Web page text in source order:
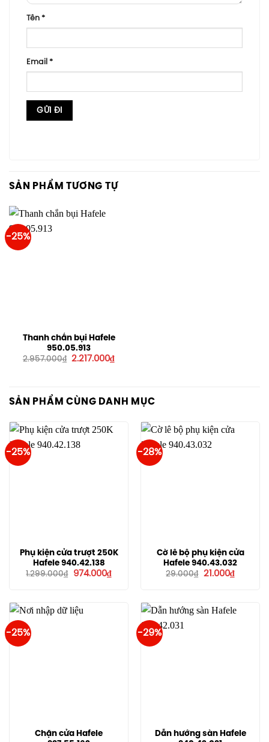
Tên *
Email *
SẢN PHẨM TƯƠNG TỰ
-25%
Thanh chắn bụi Hafele
950.05.913
2.957.000₫
Giá
2.217.000₫Giá
SẢN PHẨM CÙNG DANH MỤC
-25%
Phụ kiện cửa trượt 250K
Hafele 940.42.138
1.299.000₫
Giá
974.000₫Giá
974.000₫.
-28%
Cờ lê bộ phụ kiện cửa
Hafele 940.43.032
29.000₫
Giá
21.000₫Giá
-25%
Chặn cửa Hafele
-29%
Dẫn hướng sàn Hafele